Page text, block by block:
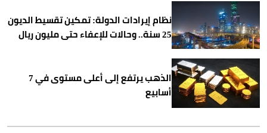
نظام إيرادات الدولة: تمكين تقسيط الديون
25 سنة.. وحالات للإعفاء حتى مليون ريال
الذهب يرتفع إلى أعلى مستوى في 7
أسابيع